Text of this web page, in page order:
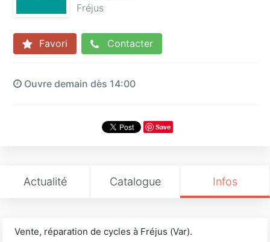
Fréjus
Favori Contacter
Ouvre demain dès 14:00
Save
Actualité Catalogue Infos
Vente, réparation de cycles à Fréjus (Var).